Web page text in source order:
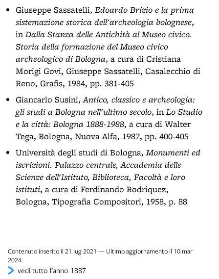
Giuseppe Sassatelli, Edoardo Brizio e la prima
sistemazione storica dell'archeologia bolognese,
in Dalla Stanza delle Antichità al Museo civico.
Storia della formazione del Museo civico
archeologico di Bologna, a cura di Cristiana
Morigi Govi, Giuseppe Sassatelli, Casalecchio di
Reno, Grafis, 1984, pp. 381-405
Giancarlo Susini,Antico, classico e archeologia:
gli studi a Bologna nell'ultimo secolo, in Lo Studio
e la città: Bologna 1888-1988, a cura di Walter
Tega, Bologna, Nuova Alfa, 1987, pp. 400-405
Università degli studi di Bologna, Monumenti ed
iscrizioni. Palazzo centrale, Accademia delle
Scienze dell'Istituto, Biblioteca, Facoltà e loro
istituti, a cura di Ferdinando Rodriquez,
Bologna, Tipografia Compositori, 1958, p. 88
Contenuto inserito il 21 lug 2021 — Ultimo aggiornamento il 10 mar
2024
vedi tutto l’anno 1887